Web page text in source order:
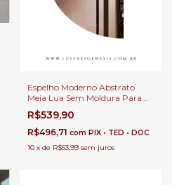
Espelho Moderno Abstrato
Meia Lua Sem Moldura Para
Banheiro, Penteadeira, Salão de
Beleza e Lojas
R$539,90
R$496,71 com PIX • TED • DOC
10 x de R$53,99 sem juros